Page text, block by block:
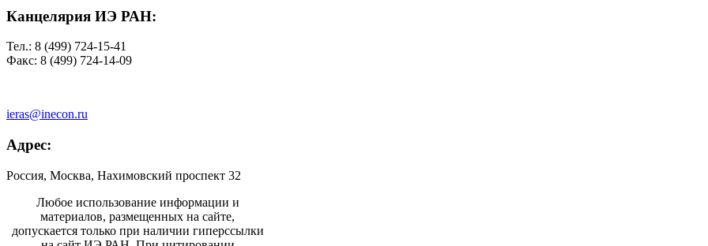
Канцелярия ИЭ РАН:
Тел.: 8 (499) 724-15-41
Факс: 8 (499) 724-14-09
ieras@inecon.ru
Адрес:
Россия, Москва, Нахимовский проспект 32
Любое использование информации и
материалов, размещенных на сайте,
допускается только при наличии гиперссылки